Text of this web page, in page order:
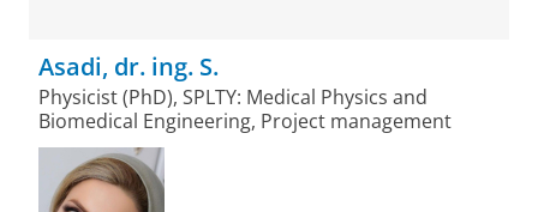
Asadi, dr. ing. S.
Physicist (PhD), SPLTY: Medical Physics and
Biomedical Engineering, Project management